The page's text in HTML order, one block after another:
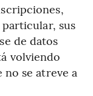
sus
de datos
volviendo
se atreve a